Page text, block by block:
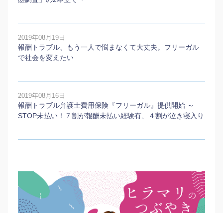
2019年08月19日
報酬トラブル、もう一人で悩まなくて大丈夫。フリーガル
で社会を変えたい
2019年08月16日
報酬トラブル弁護士費用保険『フリーガル』提供開始 ～
STOP未払い！７割が報酬未払い経験有、４割が泣き寝入り